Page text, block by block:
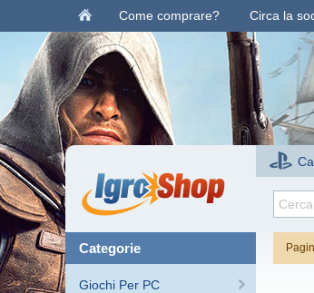
Come comprare? Circa la
categorie
Giochi Per PC